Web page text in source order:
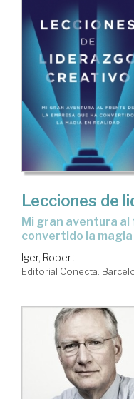
Lecciones de
mi gran aventura al frente de la empresa que ha
convertido la
Iger, Robert
Editorial Conecta.